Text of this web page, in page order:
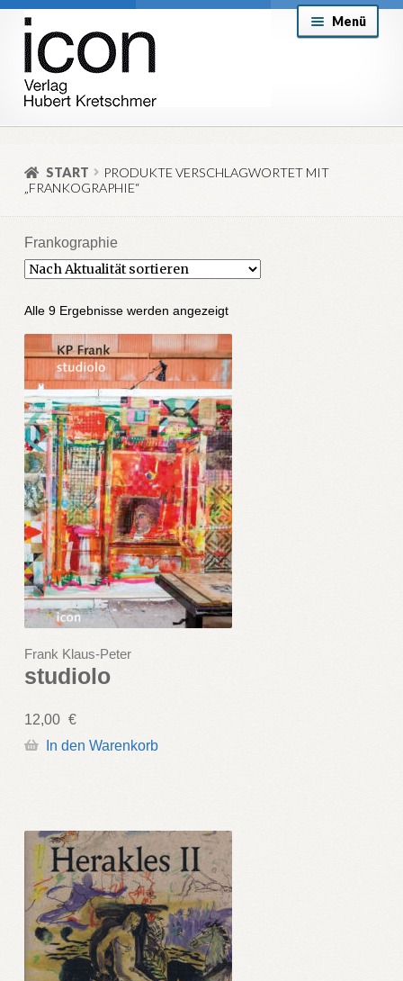
Zur
Navigation
springen
Zum
Inhalt
springen
Menü
About
Versand & Lieferung
Aktuell
START
PRODUKTE VERSCHLAGWORTET MIT
„FRANKOGRAPHIE“
Frankographie
Alle 9 Ergebnisse werden angezeigtNach
Frank Klaus-Peter
studiolo
12,00 €
In den Warenkorb